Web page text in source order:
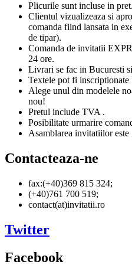
Plicurile sunt incluse in pret.
Clientul vizualizeaza si
comanda fiind lansata in
de tipar).
Comanda de invitatii
24 ore.
Livrari se fac in Bucuresti
Textele pot fi inscriptionate
Alege unul din modelele
nou!
Pretul include TVA .
Posibilitate urmarire
Asamblarea invitatiilor este
Contacteaza-ne
fax:(+40)369 815 324;
(+40)761 700 519;
contact(at)invitatii.ro
Twitter
Facebook